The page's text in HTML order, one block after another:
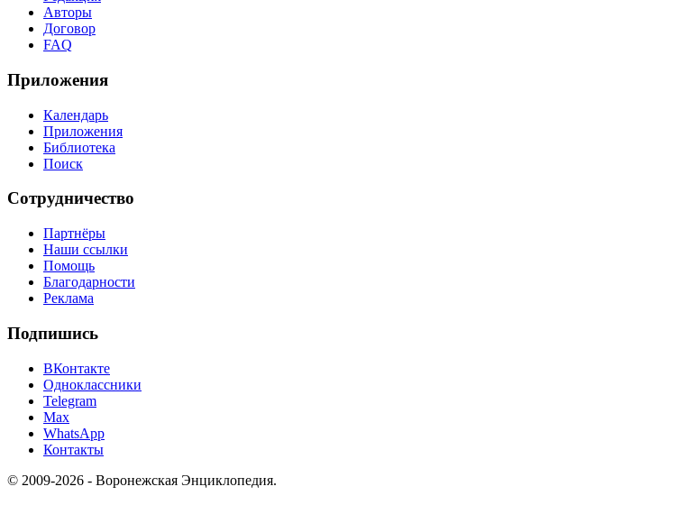
Авторы
Договор
FAQ
Приложения
Календарь
Приложения
Библиотека
Поиск
Сотрудничество
Партнёры
Наши ссылки
Помощь
Благодарности
Реклама
Подпишись
ВКонтакте
Одноклассники
Telegram
Max
WhatsApp
Контакты
© 2009-2026 - Воронежская Энциклопедия.